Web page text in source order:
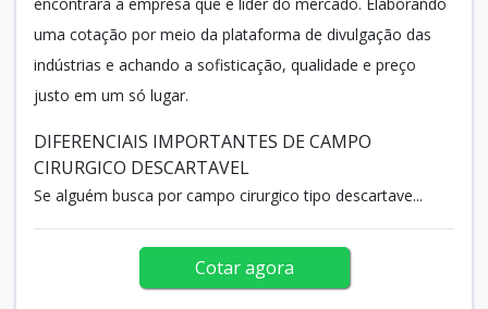
uma cotação por meio da plataforma de divulgação das
indústrias e achando a sofisticação, qualidade e preço
justo em um só lugar.
DIFERENCIAIS IMPORTANTES DE CAMPO
CIRURGICO DESCARTAVEL
Se alguém busca por campo cirurgico tipo descartave...
Cotar agora